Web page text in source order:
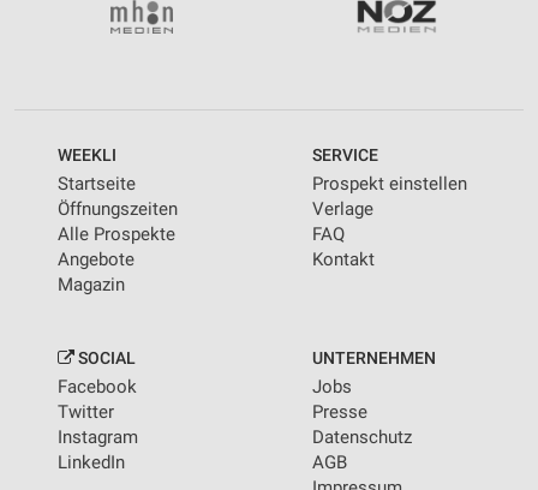
WEEKLI
Startseite
Öffnungszeiten
Alle Prospekte
Angebote
Magazin
SERVICE
Prospekt einstellen
Verlage
FAQ
Kontakt
SOCIAL
Facebook
Twitter
Instagram
LinkedIn
UNTERNEHMEN
Jobs
Presse
Datenschutz
AGB